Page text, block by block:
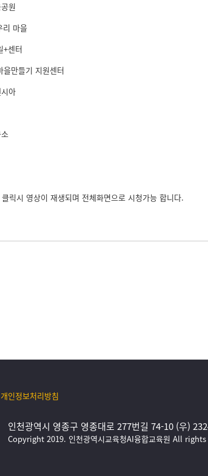
원
리 마을
+센터
을만들기 지원센터
아
릭시 영상이 재생되며 전체화면으로 시청가능 합니다.
개인정보처리방침
인천광역시 영종구 영종대로 277번길 74-10 (우)
Copyright 2019. 인천광역시교육청AI융합교육원 All